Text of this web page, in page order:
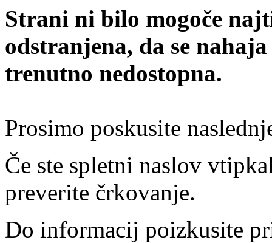
Strani ni bilo mogoče
odstranjena, da se
trenutno nedostopna.
Prosimo poskusite
Če ste spletni naslov
preverite črkovanje.
Do informacij poizkusite